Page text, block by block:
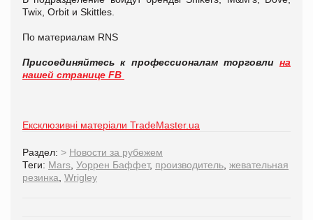
Twix, Orbit и Skittles.
По материалам RNS
Присоединяйтесь к профессионалам торговли на
нашей странице FB
Ексклюзивні матеріали TradeMaster.ua
Раздел: > Новости за рубежем
Теги: Mars, Уоррен Баффет, производитель, жевательная
резинка, Wrigley